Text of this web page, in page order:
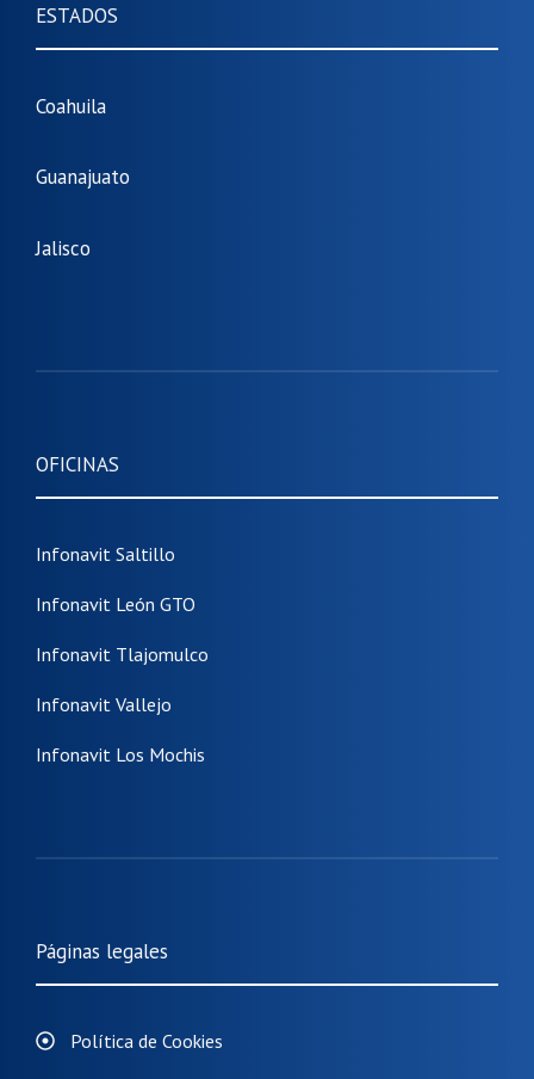
ESTADOS
Coahuila
Guanajuato
Jalisco
OFICINAS
Infonavit Saltillo
Infonavit León GTO
Infonavit Tlajomulco
Infonavit Vallejo
Infonavit Los Mochis
Páginas legales
Política de Cookies